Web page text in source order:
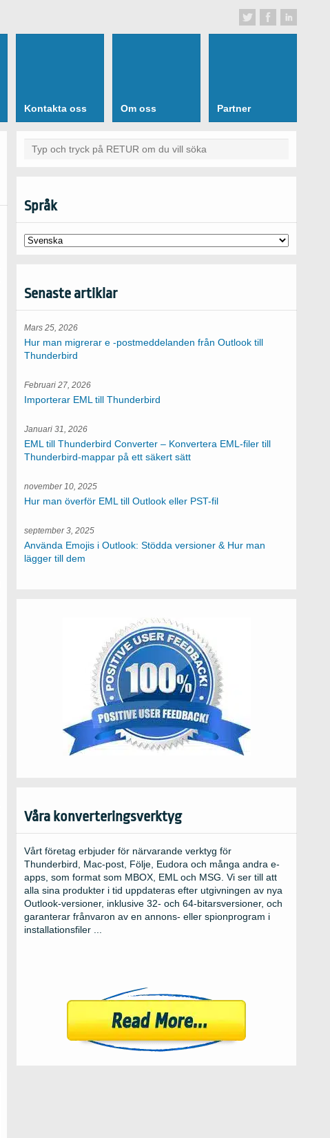
Kontakta oss Om oss Partner
Språk
Senaste artiklar
Mars 25, 2026
Hur man migrerar e -postmeddelanden från Outlook till
Thunderbird
Februari 27, 2026
Importerar EML till Thunderbird
Januari 31, 2026
EML till Thunderbird Converter – Konvertera EML-filer till
Thunderbird-mappar på ett säkert sätt
november 10, 2025
Hur man överför EML till Outlook eller PST-fil
september 3, 2025
Använda Emojis i Outlook: Stödda versioner & Hur man
lägger till dem
Våra konverteringsverktyg
Vårt företag erbjuder för närvarande verktyg för
Thunderbird, Mac-post, Följe, Eudora och många andra e-
apps, som format som MBOX, EML och MSG. Vi ser till att
alla sina produkter i tid uppdateras efter utgivningen av nya
Outlook-versioner, inklusive 32- och 64-bitarsversioner, och
garanterar frånvaron av en annons- eller spionprogram i
installationsfiler ...